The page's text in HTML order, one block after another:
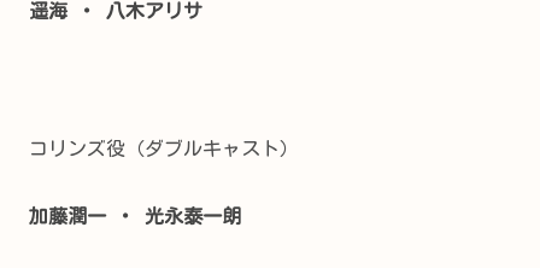
遥海 ・ 八木アリサ
コリンズ役（ダブルキャスト）
加藤潤一 ・ 光永泰一朗